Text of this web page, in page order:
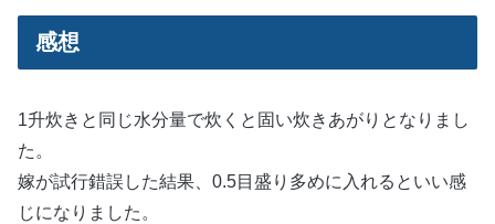
感想
1升炊きと同じ水分量で炊くと固い炊きあがりとなりまし
た。
嫁が試行錯誤した結果、0.5目盛り多めに入れるといい感
じになりました。